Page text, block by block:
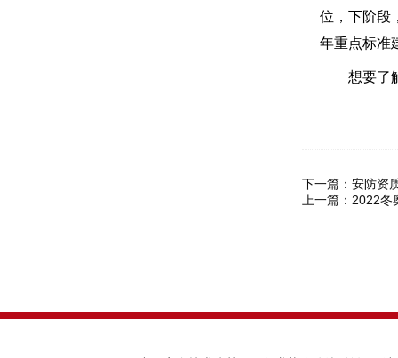
位，下阶段
年重点标准
想要了解
下一篇： 安防资
上一篇： 2022冬